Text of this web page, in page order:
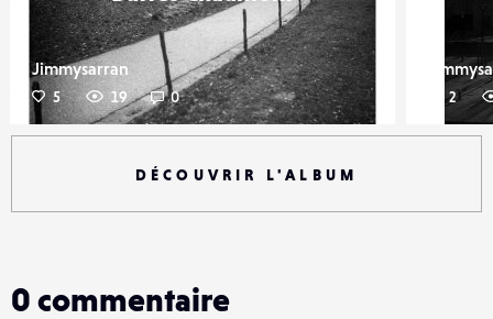
Jimmysarran
5 19 0 2
DÉCOUVRIR L'ALBUM
0 commentaire